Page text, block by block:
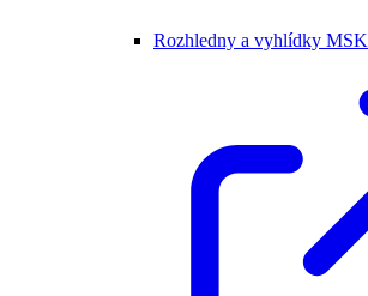
Rozhledny a vyhlídky MSK